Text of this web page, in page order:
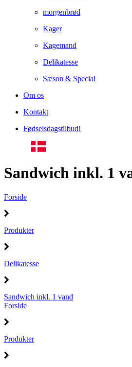
morgenbrød
Kager
Kagemand
Delikatesse
Sæson & Special
Om os
Kontakt
Fødselsdagstilbud!
Sandwich inkl. 1
Forside
Produkter
Delikatesse
Sandwich inkl. 1 vand
Forside
Produkter